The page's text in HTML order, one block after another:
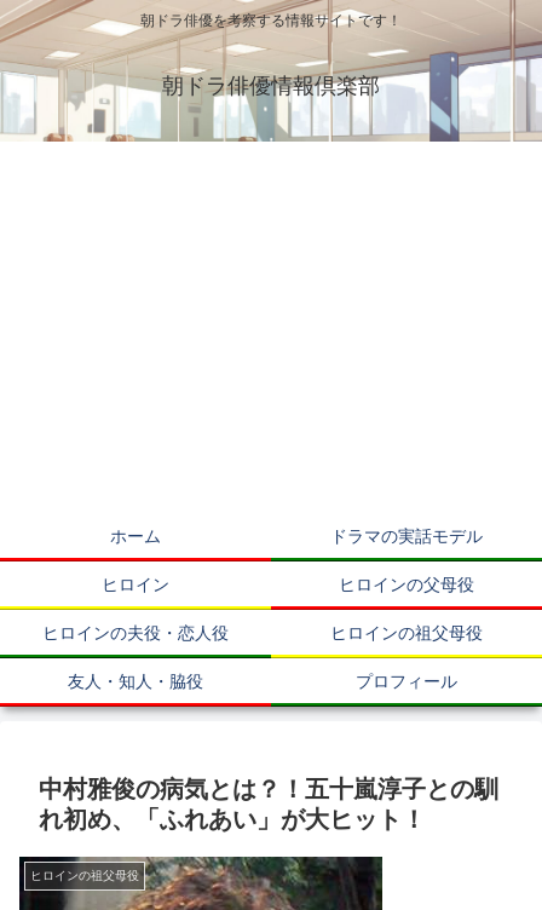
朝ドラ俳優を考察する情報サイトです！
朝ドラ俳優情報倶楽部
ホーム ドラマの実話モデル
ヒロイン ヒロインの父母役
ヒロインの夫役・恋人役 ヒロインの祖父母役
友人・知人・脇役 プロフィール
中村雅俊の病気とは？！五十嵐淳子との馴
れ初め、「ふれあい」が大ヒット！
ヒロインの祖父母役